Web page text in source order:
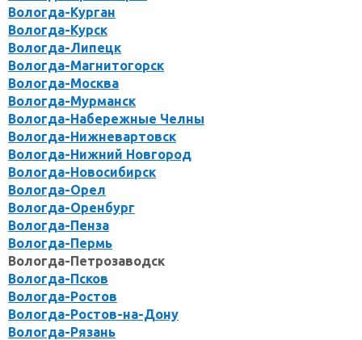
Вологда-Курган
Вологда-Курск
Вологда-Липецк
Вологда-Магнитогорск
Вологда-Москва
Вологда-Мурманск
Вологда-Набережные Челны
Вологда-Нижневартовск
Вологда-Нижний Новгород
Вологда-Новосибирск
Вологда-Орел
Вологда-Оренбург
Вологда-Пенза
Вологда-Пермь
Вологда-Петрозаводск
Вологда-Псков
Вологда-Ростов
Вологда-Ростов-на-Дону
Вологда-Рязань